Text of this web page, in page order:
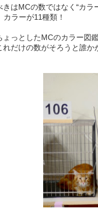
はMCの数ではなく“カラ
カラーが11種類！
ょっとしたMCのカラー図
れだけの数がそろうと誰か